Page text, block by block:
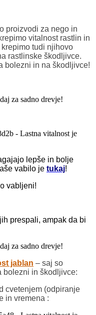
proizvodi za nego in
vitalnost rastlin in
tudi njihovo
rastlinske škodljivce.
bolezni in na škodljivce!
lepše in bolje
vabilo je tukaj!
vabljeni!
prespali, ampak da bi
jablan – saj so
bolezni in škodljivce:
cvetenjem (odpiranje
in vremena :